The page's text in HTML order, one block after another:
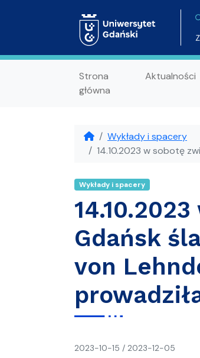
Strona
główna
Aktualności
Wykłady i spacery
14.10.2023 w sobotę
Wykłady i spacery
Gdańsk
von
2023-10-15 / 2023-12-05